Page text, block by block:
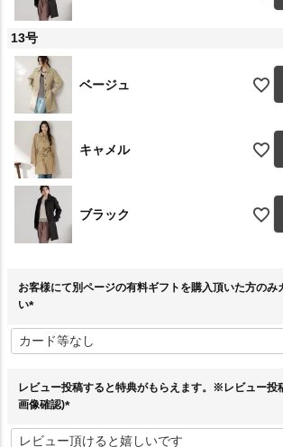
13号
ベージュ
キャメル
ブラック
お客様にて別ページの有料ギフトを購入頂いた方のみ
い
必
須
レビュー投稿すると特典がもらえます。※レビュー投
画像確認)
必